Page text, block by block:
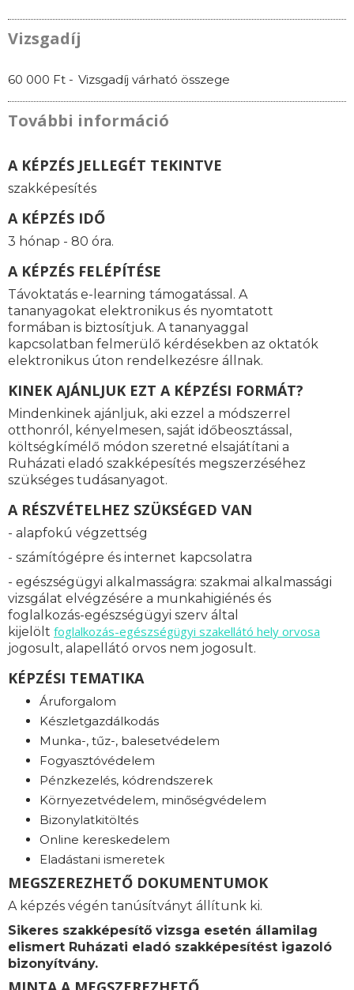
Vizsgadíj
60 000 Ft - Vizsgadíj várható összege
További információ
A KÉPZÉS JELLEGÉT TEKINTVE
szakképesítés
A KÉPZÉS IDŐ
3 hónap - 80 óra.
A KÉPZÉS FELÉPÍTÉSE
Távoktatás e-learning támogatással. A
tananyagokat elektronikus és nyomtatott
formában is biztosítjuk. A tananyaggal
kapcsolatban felmerülő kérdésekben az oktatók
elektronikus úton rendelkezésre állnak.
KINEK AJÁNLJUK EZT A KÉPZÉSI FORMÁT?
Mindenkinek ajánljuk, aki ezzel a módszerrel
otthonról, kényelmesen, saját időbeosztással,
költségkímélő módon szeretné elsajátítani a
Ruházati eladó szakképesítés megszerzéséhez
szükséges tudásanyagot.
A RÉSZVÉTELHEZ SZÜKSÉGED VAN
- alapfokú végzettség
- számítógépre és internet kapcsolatra
- egészségügyi alkalmasságra: szakmai alkalmassági
vizsgálat elvégzésére a munkahigiénés és
foglalkozás-egészségügyi szerv által
kijelölt foglalkozás-egészségügyi szakellátó hely orvosa
jogosult, alapellátó orvos nem jogosult.
KÉPZÉSI TEMATIKA
Áruforgalom
Készletgazdálkodás
Munka-, tűz-, balesetvédelem
Fogyasztóvédelem
Pénzkezelés, kódrendszerek
Környezetvédelem, minőségvédelem
Bizonylatkitöltés
Online kereskedelem
Eladástani ismeretek
MEGSZEREZHETŐ DOKUMENTUMOK
A képzés végén tanúsítványt állítunk ki.
Sikeres szakképesítő vizsga esetén államilag
elismert Ruházati eladó szakképesítést igazoló
bizonyítvány.